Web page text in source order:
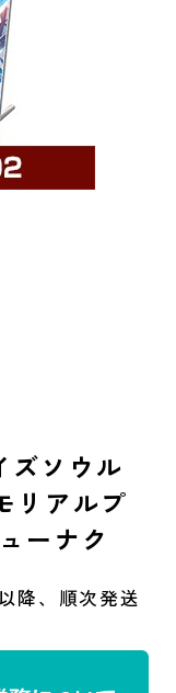
ズソウル
リアルプ
ーナク
降、順次発送